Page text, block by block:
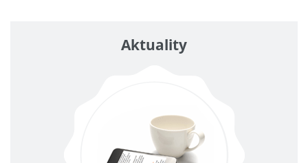
Aktuality